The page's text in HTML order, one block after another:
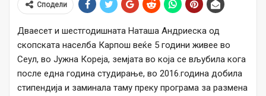
Сподели
Дваесет и шестгодишната Наташа Андриеска од
скопската населба Карпош веќе 5 години живее во
Сеул, во Јужна Кореја, земјата во која се вљубила кога
после една година студирање, во 2016.година добила
стипендија и заминала таму преку програма за размена